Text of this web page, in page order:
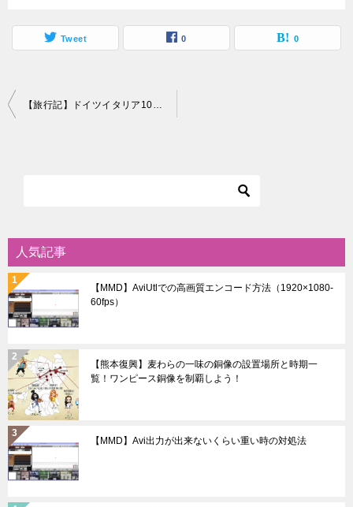
Tweet 0 0
投
シ
ョ
ン
【旅行記】ドイツイタリア10日間！02～ヴィース協会・ノイシュバンシュタイン城
人気記事
【MMD】AviUtlでの高画質エンコード方法（1920×1080-
60fps）
【熊本復興】麦わらの一味の銅像の設置場所と時期一
覧！ワンピース銅像を制覇しよう！
【MMD】Avi出力が出来ないくらい重い時の対処法